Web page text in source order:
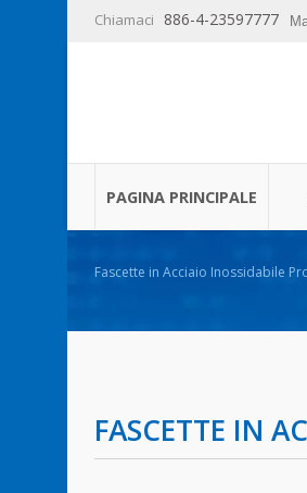
Chiamaci 886-4-23597777
PAGINA PRINCIPALE
Fascette in Acciaio Inossidabile
FASCETTE IN